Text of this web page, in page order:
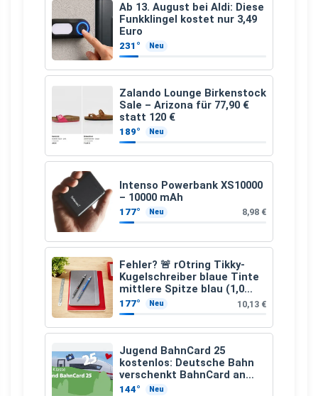
Ab 13. August bei Aldi: Diese
Funkklingel kostet nur 3,49
Euro
231° Neu
Zalando Lounge Birkenstock
Sale – Arizona für 77,90 €
statt 120 €
189° Neu
Intenso Powerbank XS10000
– 10000 mAh
177° Neu 8,98 €
Fehler? 🚨 rOtring Tikky-
Kugelschreiber blaue Tinte
mittlere Spitze blau (1,0
mm – 12 Stück)
177° Neu 10,13 €
Jugend BahnCard 25
kostenlos: Deutsche Bahn
verschenkt BahnCard an
Kinder und Jugendliche
144° Neu